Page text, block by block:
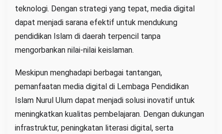
teknologi. Dengan strategi yang tepat, media digital
dapat menjadi sarana efektif untuk mendukung
pendidikan Islam di daerah terpencil tanpa
mengorbankan nilai-nilai keislaman.
Meskipun menghadapi berbagai tantangan,
pemanfaatan media digital di Lembaga Pendidikan
Islam Nurul Ulum dapat menjadi solusi inovatif untuk
meningkatkan kualitas pembelajaran. Dengan dukungan
infrastruktur, peningkatan literasi digital, serta